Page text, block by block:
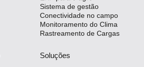
Sistema de gestão
Conectividade no campo
Monitoramento do Clima
Rastreamento de Cargas
Soluções